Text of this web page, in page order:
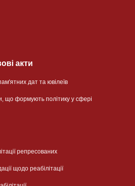
акти
дат та ювілеїв
що формують політику у сфері
репресованих
щодо реабілітації